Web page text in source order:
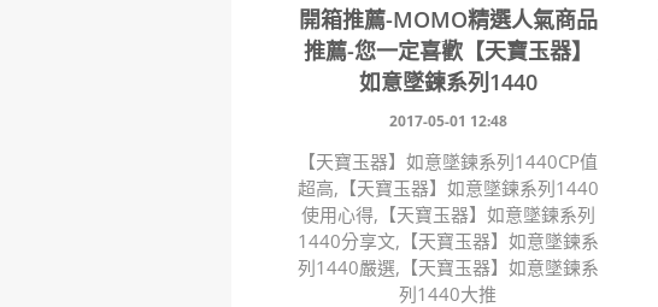
開箱推薦-MOMO精選人氣商品
推薦-您一定喜歡【天寶玉器】
如意墜鍊系列1440
2017-05-01 12:48
【天寶玉器】如意墜鍊系列1440CP值
超高,【天寶玉器】如意墜鍊系列1440
使用心得,【天寶玉器】如意墜鍊系列
1440分享文,【天寶玉器】如意墜鍊系
列1440嚴選,【天寶玉器】如意墜鍊系
列1440大推